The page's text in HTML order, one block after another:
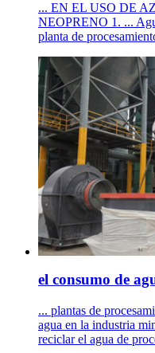
... EN EL USO DE
NEOPRENO 1. ...
planta de
el consumo de
... plantas de
agua en la industria
reciclar el agua de